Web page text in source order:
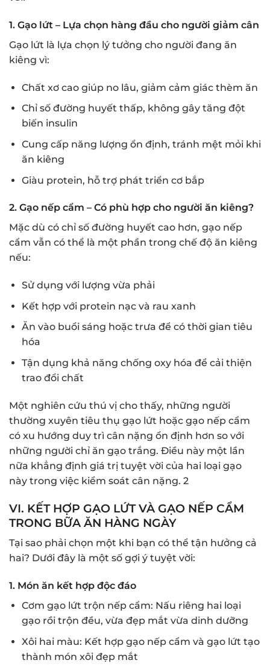
1. Gạo lứt – Lựa chọn hàng đầu cho người giảm cân
Gạo lứt là lựa chọn lý tưởng cho người đang ăn
kiêng vì:
Chất xơ cao giúp no lâu, giảm cảm giác thèm ăn
Chỉ số đường huyết thấp, không gây tăng đột
biến insulin
Cung cấp năng lượng ổn định, tránh mệt mỏi khi
ăn kiêng
Giàu protein, hỗ trợ phát triển cơ bắp
2. Gạo nếp cẩm – Có phù hợp cho người ăn kiêng?
Mặc dù có chỉ số đường huyết cao hơn, gạo nếp
cẩm vẫn có thể là một phần trong chế độ ăn kiêng
nếu:
Sử dụng với lượng vừa phải
Kết hợp với protein nạc và rau xanh
Ăn vào buổi sáng hoặc trưa để có thời gian tiêu
hóa
Tận dụng khả năng chống oxy hóa để cải thiện
trao đổi chất
Một nghiên cứu thú vị cho thấy, những người
thường xuyên tiêu thụ gạo lứt hoặc gạo nếp cẩm
có xu hướng duy trì cân nặng ổn định hơn so với
những người chỉ ăn gạo trắng. Điều này một lần
nữa khẳng định giá trị tuyệt vời của hai loại gạo
này trong việc kiểm soát cân nặng. 2
VI. KẾT HỢP GẠO LỨT VÀ GẠO NẾP CẨM
TRONG BỮA ĂN HÀNG NGÀY
Tại sao phải chọn một khi bạn có thể tận hưởng cả
hai? Dưới đây là một số gợi ý tuyệt vời:
1. Món ăn kết hợp độc đáo
Cơm gạo lứt trộn nếp cẩm: Nấu riêng hai loại
gạo rồi trộn đều, vừa đẹp mắt vừa dinh dưỡng
Xôi hai màu: Kết hợp gạo nếp cẩm và gạo lứt tạo
thành món xôi đẹp mắt